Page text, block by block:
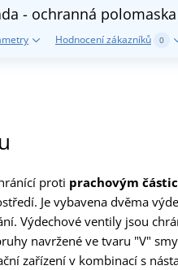
- ochranná
Hodnocení zákazníků 0
proti prachovým
Je vybavena dvěma
Výdechové ventily jsou
navržené ve tvaru "V"
zařízení v kombinací s